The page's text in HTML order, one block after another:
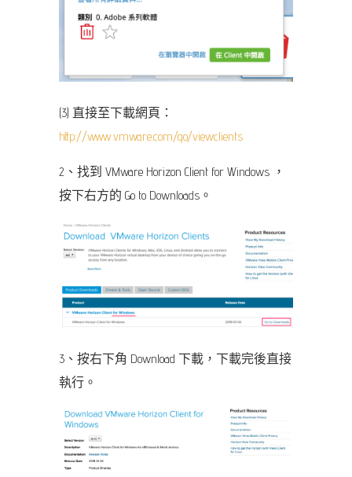
(3) 直接至下載網頁：
http://www.vmware.com/go/viewclients
2、找到 VMware Horizon Client for Windows ，
按下右方的 Go to Downloads。
3、按右下角 Download 下載，下載完後直接
執行。